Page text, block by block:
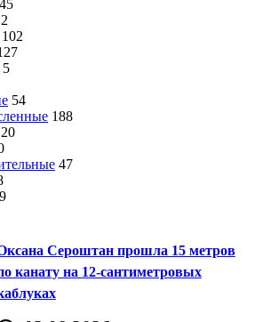
45
2
102
5
54
188
20
47
9
Сероштан прошла 15 метров
канату на 12-сантиметровых